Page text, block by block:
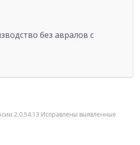
без авралов с
2.0.54.13 Исправлены выявленные